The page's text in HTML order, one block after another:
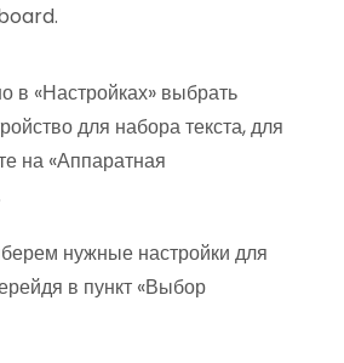
в «Настройках» выбрать
для набора текста, для
на «Аппаратная
нужные настройки для
в пункт «Выбор